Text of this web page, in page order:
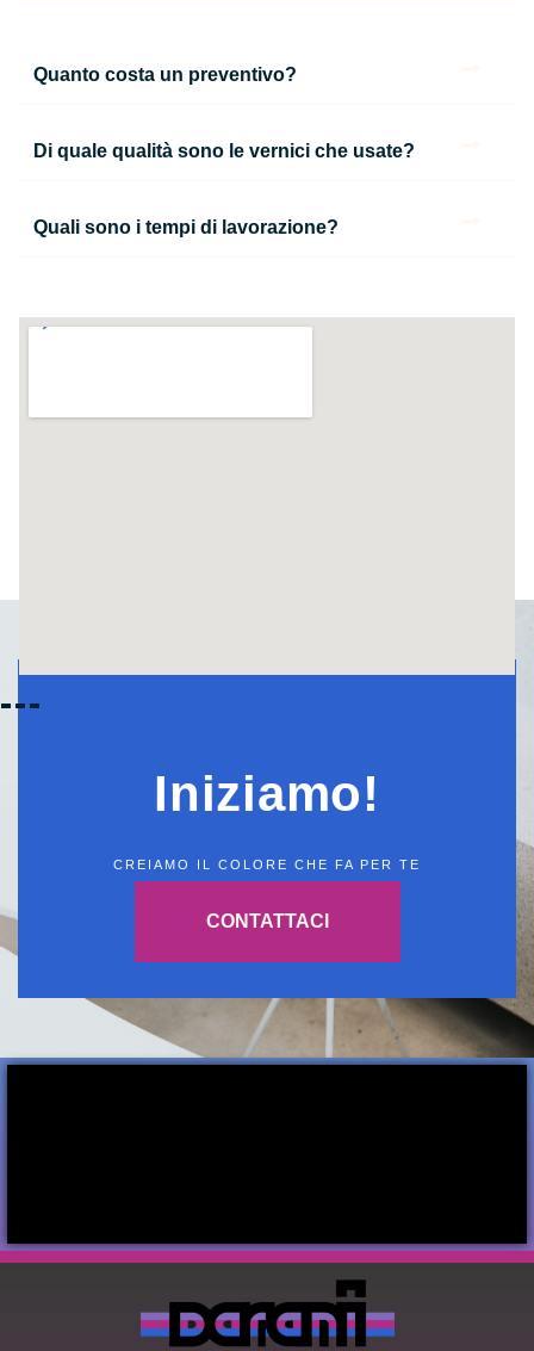
Quanto costa un preventivo?
Di quale qualità sono le vernici che usate?
Quali sono i tempi di lavorazione?
Iniziamo!
CREIAMO IL COLORE CHE FA PER TE
CONTATTACI